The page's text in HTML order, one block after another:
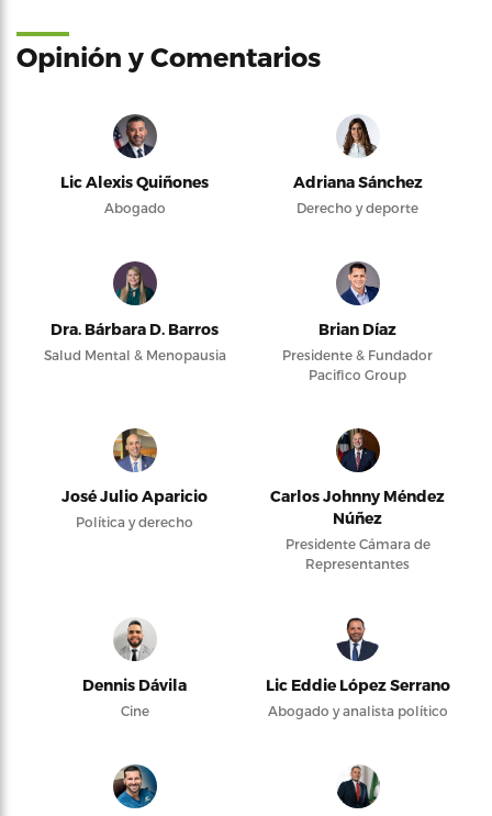
Opinión y Comentarios
Lic Alexis Quiñones
Abogado
Adriana Sánchez
Derecho y deporte
Dra. Bárbara D. Barros
Salud Mental & Menopausia
Brian Díaz
Presidente & Fundador
Pacifico Group
José Julio Aparicio
Política y derecho
Carlos Johnny Méndez
Núñez
Presidente Cámara de
Representantes
Dennis Dávila
Cine
Lic Eddie López Serrano
Abogado y analista político